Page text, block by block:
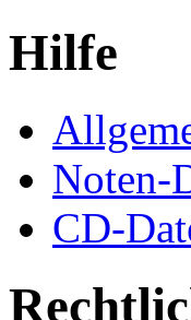
Hilfe
Noten-
CD-